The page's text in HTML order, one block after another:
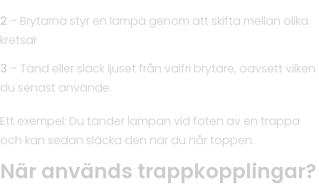
2 – Brytarna styr en lampa genom att skifta mellan olika
kretsar.
3 – Tänd eller släck ljuset från valfri brytare, oavsett vilken
du senast använde.
Ett exempel: Du tänder lampan vid foten av en trappa
och kan sedan släcka den när du når toppen.
När används trappkopplingar?